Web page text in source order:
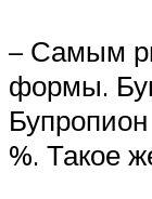
– Самым
формы.
%. Такое